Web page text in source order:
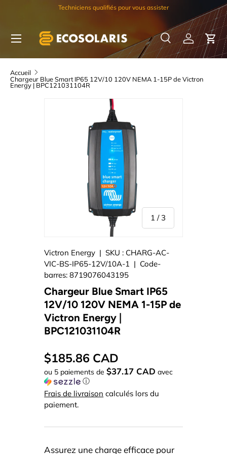
Techniciens qualifiés pour vous assister
Recherche
Recherche
Se
Menu
Accueil
Chargeur Blue Smart IP65 12V/10 120V NEMA 1-15P de Victron
Energy | BPC121031104R
1 / de
3
Victron Energy |SKU : CHARG-AC-
VIC-BS-IP65-12V/10A-1 | Code-
barres: 8719076043195
Chargeur Blue Smart IP65
12V/10 120V NEMA 1-15P de
Victron Energy |
BPC121031104R
$185.86 CAD
ou 5 paiements de$37.17 CAD avec
ⓘ
Frais de livraison calculés lors du
paiement.
Assurez une charge efficace pour